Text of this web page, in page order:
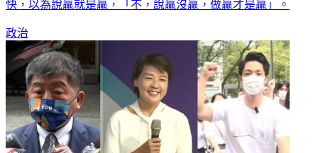
快，以為說贏就是贏，「不，說贏沒贏，做贏才是贏」。
政治